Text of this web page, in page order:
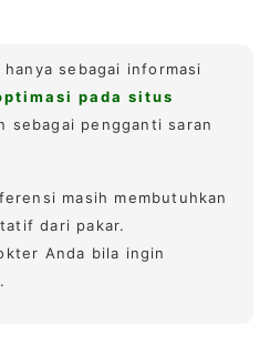
sebagai informasi
pada situs
sebagai pengganti saran
masih membutuhkan
dari pakar.
Anda bila ingin